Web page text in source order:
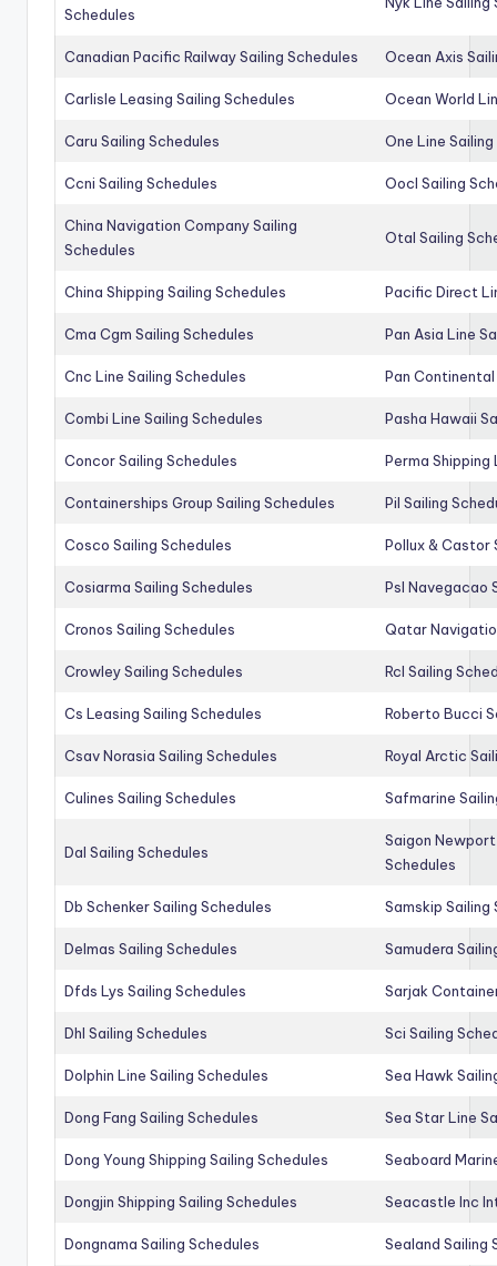
Schedules
Canadian Pacific Railway Sailing Schedules Ocean Axis
Carlisle Leasing Sailing Schedules Ocean World
Caru Sailing Schedules One Line
Ccni Sailing Schedules Oocl Sailing
China Navigation Company Sailing
Schedules
Otal Sailing
China Shipping Sailing Schedules Pacific Direct
Cma Cgm Sailing Schedules Pan Asia Line
Cnc Line Sailing Schedules Pan Continental
Combi Line Sailing Schedules Pasha Hawaii
Concor Sailing Schedules Perma Shipping
Containerships Group Sailing Schedules Pil Sailing
Cosco Sailing Schedules Pollux & Castor
Cosiarma Sailing Schedules Psl Navegacao
Cronos Sailing Schedules Qatar
Crowley Sailing Schedules Rcl Sailing
Cs Leasing Sailing Schedules Roberto Bucci
Csav Norasia Sailing Schedules Royal Arctic
Culines Sailing Schedules Safmarine
Dal Sailing Schedules
Saigon
Schedules
Db Schenker Sailing Schedules Samskip Sailing
Delmas Sailing Schedules Samudera
Dfds Lys Sailing Schedules Sarjak
Dhl Sailing Schedules Sci Sailing
Dolphin Line Sailing Schedules Sea Hawk
Dong Fang Sailing Schedules Sea Star Line
Dong Young Shipping Sailing Schedules Seaboard
Dongjin Shipping Sailing Schedules Seacastle Inc
Dongnama Sailing Schedules Sealand Sailing